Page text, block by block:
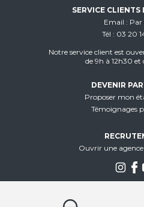
SERVICE
Email
Par
Tél
03 20
Notre service client est
de 9h à 12h30 et
DEVENIR
Proposer mon
Témoignages
Ouvrir une